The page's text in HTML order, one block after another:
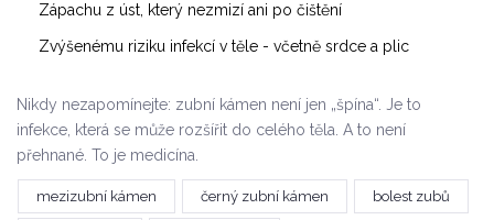
Zápachu z úst, který nezmizí ani po čištění
Zvýšenému riziku infekcí v těle - včetně srdce a plic
Nikdy nezapomínejte: zubní kámen není jen „špína“. Je to
infekce, která se může rozšířit do celého těla. A to není
přehnané. To je medicína.
mezizubní kámen černý zubní kámen bolest zubů